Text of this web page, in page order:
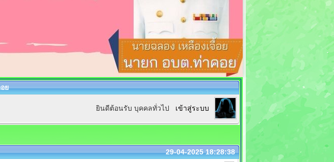
ย
ยินดีต้อนรับ บุคคลทั่วไป เข้าสู่ระบบ
29-04-2025 18:28:38